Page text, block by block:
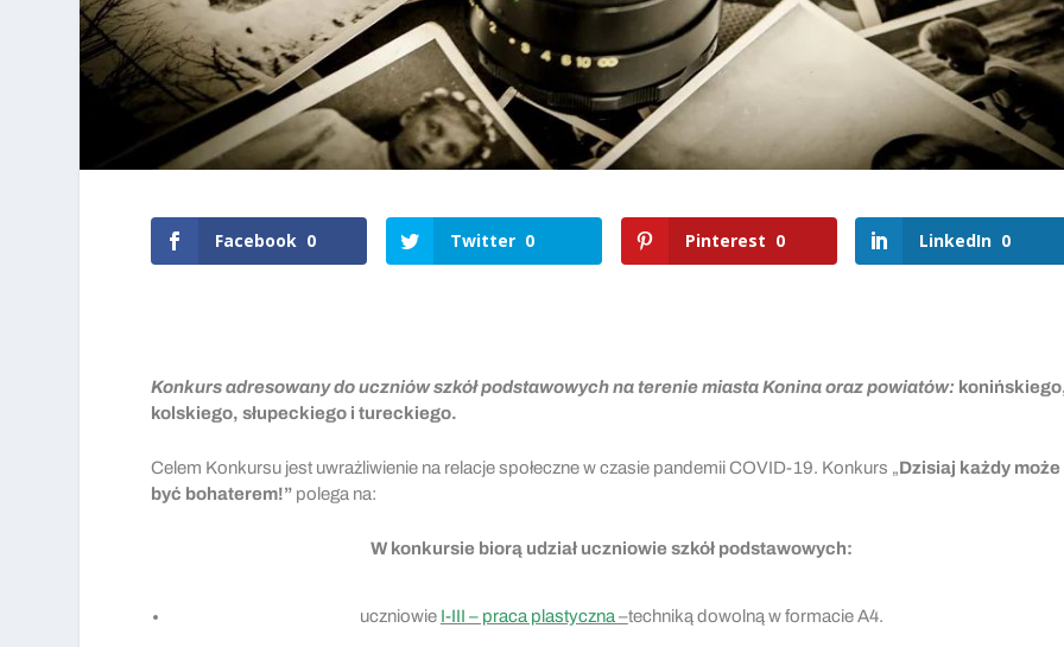
Facebook 0 Twitter 0 Pinterest 0 LinkedIn 0
Konkurs adresowany do uczniów szkół podstawowych na terenie miasta Konina oraz powiatów:
kolskiego, słupeckiego i tureckiego.
Celem Konkursu jest uwrażliwienie na relacje społeczne w czasie pandemii COVID-19. Konkurs „Dzisiaj każdy może
być bohaterem!” polega na:
W konkursie biorą udział uczniowie szkół podstawowych:
uczniowie I-III – praca plastyczna–techniką dowolną w formacie A4.